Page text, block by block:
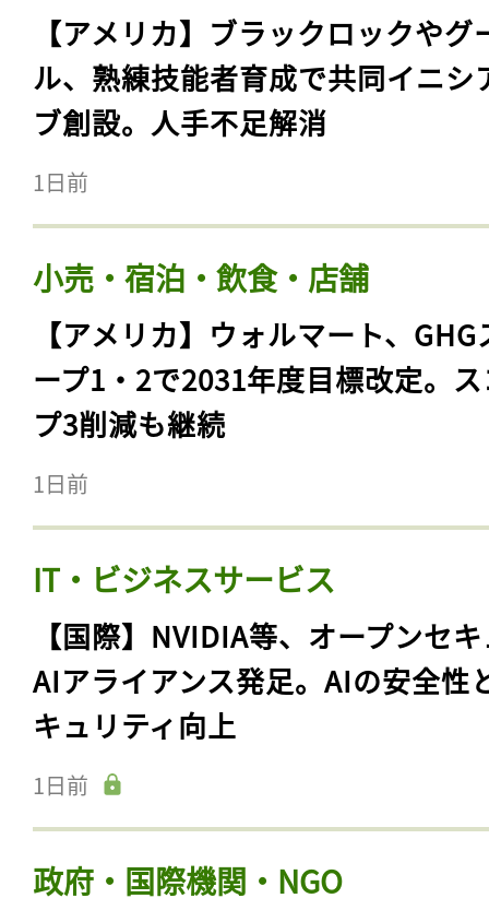
【アメリカ】ブラックロックやグ
ル、熟練技能者育成で共同イニシ
ブ創設。人手不足解消
1日前
小売・宿泊・飲食・店舗
【アメリカ】ウォルマート、GHG
ープ1・2で2031年度目標改定。
プ3削減も継続
1日前
IT・ビジネスサービス
【国際】NVIDIA等、オープンセ
AIアライアンス発足。AIの安全性
キュリティ向上
1日前
政府・国際機関・NGO